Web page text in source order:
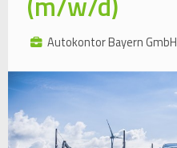
Autokontor Bayern GmbH